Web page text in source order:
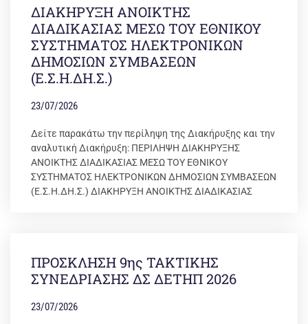
ΔΙΑΚΗΡΥΞΗ ΑΝΟΙΚΤΗΣ
ΔΙΑΔΙΚΑΣΙΑΣ ΜΕΣΩ ΤΟΥ ΕΘΝΙΚΟΥ
ΣΥΣΤΗΜΑΤΟΣ ΗΛΕΚΤΡΟΝΙΚΩΝ
ΔΗΜΟΣΙΩΝ ΣΥΜΒΑΣΕΩΝ
(Ε.Σ.Η.ΔΗ.Σ.)
23/07/2026
Δείτε παρακάτω την περίληψη της Διακήρυξης και την
αναλυτική Διακήρυξη: ΠΕΡΙΛΗΨΗ ΔΙΑΚΗΡΥΞΗΣ
ΑΝΟΙΚΤΗΣ ΔΙΑΔΙΚΑΣΙΑΣ ΜΕΣΩ ΤΟΥ ΕΘΝΙΚΟΥ
ΣΥΣΤΗΜΑΤΟΣ ΗΛΕΚΤΡΟΝΙΚΩΝ ΔΗΜΟΣΙΩΝ ΣΥΜΒΑΣΕΩΝ
(Ε.Σ.Η.ΔΗ.Σ.) ΔΙΑΚΗΡΥΞΗ ΑΝΟΙΚΤΗΣ ΔΙΑΔΙΚΑΣΙΑΣ
ΠΡΟΣΚΛΗΣΗ 9ης ΤΑΚΤΙΚΗΣ
ΣΥΝΕΔΡΙΑΣΗΣ ΔΣ ΔΕΤΗΠ 2026
23/07/2026